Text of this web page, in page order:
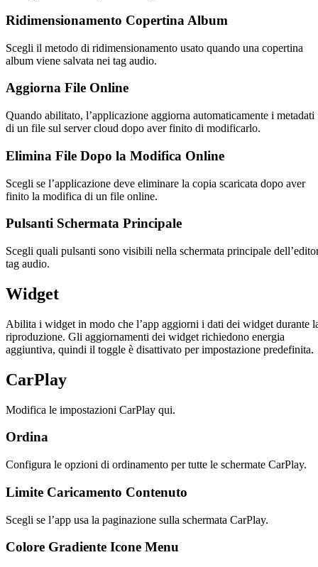
Ridimensionamento Copertina Album
Scegli il metodo di ridimensionamento usato quando una copertina
album viene salvata nei tag audio.
Aggiorna File Online
Quando abilitato, l’applicazione aggiorna automaticamente i metadati
di un file sul server cloud dopo aver finito di modificarlo.
Elimina File Dopo la Modifica Online
Scegli se l’applicazione deve eliminare la copia scaricata dopo aver
finito la modifica di un file online.
Pulsanti Schermata Principale
Scegli quali pulsanti sono visibili nella schermata principale
tag audio.
Widget
Abilita i widget in modo che l’app aggiorni i dati dei widget durante
riproduzione. Gli aggiornamenti dei widget richiedono energia
aggiuntiva, quindi il toggle è disattivato per impostazione predefinita.
CarPlay
Modifica le impostazioni CarPlay qui.
Ordina
Configura le opzioni di ordinamento per tutte le schermate CarPlay.
Limite Caricamento Contenuto
Scegli se l’app usa la paginazione sulla schermata CarPlay.
Colore Gradiente Icone Menu